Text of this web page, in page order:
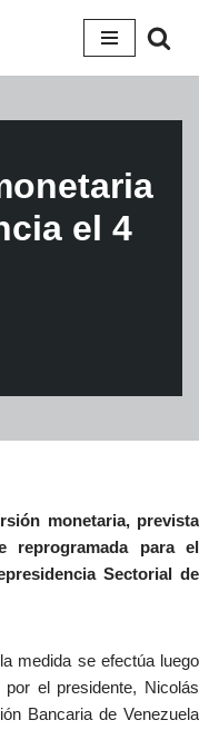
el 4
monetaria, prevista
reprogramada para el
Sectorial de
medida se efectúa luego
el presidente, Nicolás
Bancaria de Venezuela